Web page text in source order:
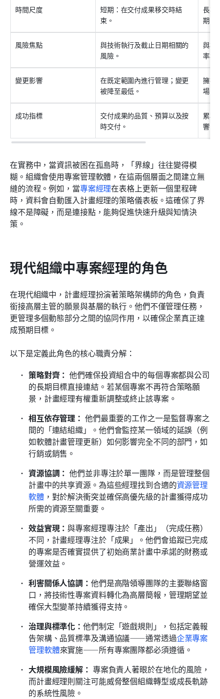
時間尺度
短期：在交付成果移交時結
束。
長期
期。
風險焦點
與技術執行及截止日期相關的
風險。
與相
率相
變更影響
在既定範圍內進行管理；變更
被降至最低。
擁抱
場目
成功指標
交付成果的品質、預算以及按
時交付。
累積
響。
在實務中，當資訊被困在孤島時，「界線」往往變得模
糊。組織會使用專案管理軟體，在這兩個層面之間建立無
縫的流程。例如，當專案經理在表格上更新一個里程碑
時，資料會自動匯入計畫經理的策略儀表板。這確保了界
線不是障礙，而是連接點，能夠促進快速升級與知情決
策。
現代組織中專案經理的角色
在現代組織中，計畫經理扮演著策略架構師的角色，負責
銜接高層主管的願景與基層的執行。他們不僅管理任務，
更管理多個動態部分之間的協同作用，以確保企業真正達
成預期目標。
以下是定義此角色的核心職責分解：
策略對齊： 他們確保投資組合中的每個專案都與公司
的長期目標直接連結。若某個專案不再符合策略願
景，計畫經理有權重新調整或終止該專案。
相互依存管理： 他們最重要的工作之一是監督專案之
間的「連結組織」。他們會監控某一領域的延誤（例
如軟體計畫管理更新）如何影響完全不同的部門，如
行銷或銷售。
資源協調： 他們並非專注於單一團隊，而是管理整個
計畫中的共享資源。為這些經理找到合適的資源管理
軟體 ，對於解決衝突並確保高優先級的計畫獲得成功
所需的資源至關重要。
效益實現：與專案經理專注於「產出」（完成任務）
不同，計畫經理專注於「成果」。他們會追蹤已完成
的專案是否確實提供了初始商業計畫中承諾的財務或
營運效益。
利害關係人協調： 他們是高階領導團隊的主要聯絡窗
口，將技術性專案資料轉化為高層簡報，管理期望並
確保大型變革持續獲得支持。
治理與標準化：他們制定「遊戲規則」，包括定義報
告架構、品質標準及溝通協議——通常透過企業專案
管理軟體來實施——所有專案團隊都必須遵循。
大規模風險緩解： 專案負責人著眼於在地化的風險，
而計畫經理則關注可能威脅整個組織轉型或成長軌跡
的系統性風險。